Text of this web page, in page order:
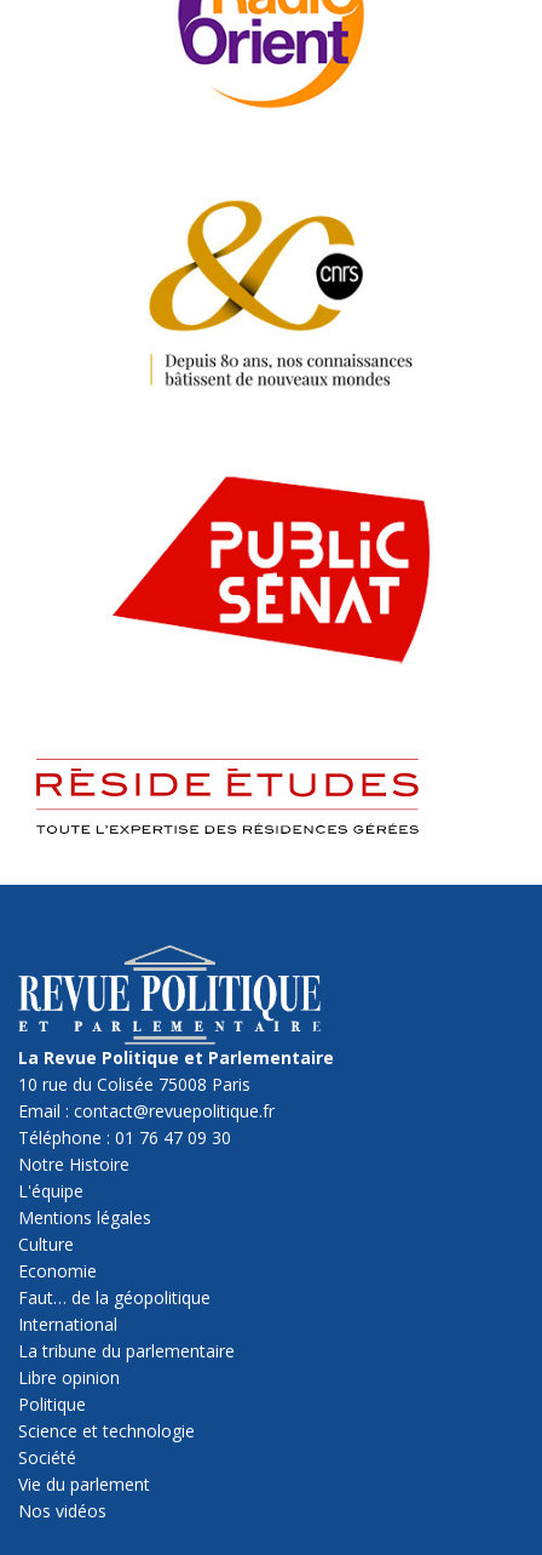
La Revue Politique et Parlementaire
10 rue du Colisée 75008 Paris
Email : contact@revuepolitique.fr
Téléphone : 01 76 47 09 30
Notre Histoire
L'équipe
Mentions légales
Culture
Economie
Faut… de la géopolitique
International
La tribune du parlementaire
Libre opinion
Politique
Science et technologie
Société
Vie du parlement
Nos vidéos